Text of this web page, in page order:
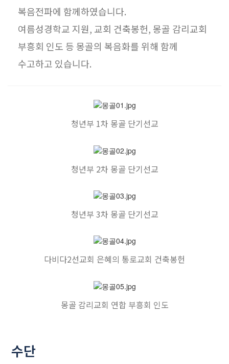
복음전파에 함께하였습니다.
여름성경학교 지원, 교회 건축봉헌, 몽골 감리교회
부흥회 인도 등 몽골의 복음화를 위해 함께
수고하고 있습니다.
청년부 1차 몽골 단기선교
청년부 2차 몽골 단기선교
청년부 3차 몽골 단기선교
다비다2선교회 은혜의 통로교회 건축봉헌
몽골 감리교회 연합 부흥회 인도
수단